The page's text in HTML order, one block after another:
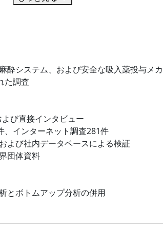
酔システム、および安全な吸入薬投与メ
た調査
び直接インタビュー
、インターネット調査281件
よび社内データベースによる検証
団体資料
とボトムアップ分析の併用